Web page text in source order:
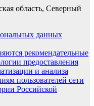
область, Северный
данных
рекомендательные
предоставления
и анализа
пользователей сети
Российской